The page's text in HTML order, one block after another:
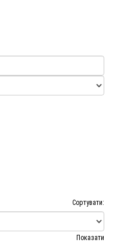
Сортувати:
Показати